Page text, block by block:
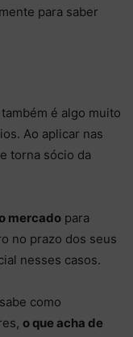
para saber
é algo muito
Ao aplicar nas
torna sócio da
mercado para
no prazo dos seus
nesses casos.
como
o que acha de